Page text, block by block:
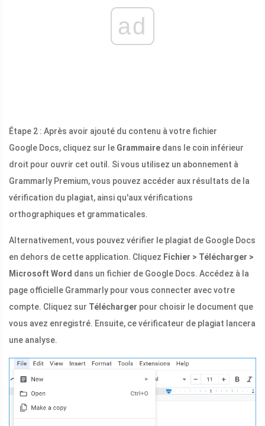
ad
Étape 2 : Après avoir ajouté du contenu à votre fichier
Google Docs, cliquez sur le Grammaire dans le coin inférieur
droit pour ouvrir cet outil. Si vous utilisez un abonnement à
Grammarly Premium, vous pouvez accéder aux résultats de la
vérification du plagiat, ainsi qu'aux vérifications
orthographiques et grammaticales.
Alternativement, vous pouvez vérifier le plagiat de Google Docs
en dehors de cette application. Cliquez Fichier > Télécharger >
Microsoft Word dans un fichier de Google Docs. Accédez à la
page officielle Grammarly pour vous connecter avec votre
compte. Cliquez sur Télécharger pour choisir le document que
vous avez enregistré. Ensuite, ce vérificateur de plagiat lancera
une analyse.